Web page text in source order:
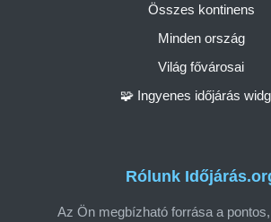
Rólunk
Az Ön megbízható forrása a
Összes kontinens
Minden ország
Világ fővárosai
🧩 Ingyenes időjárás